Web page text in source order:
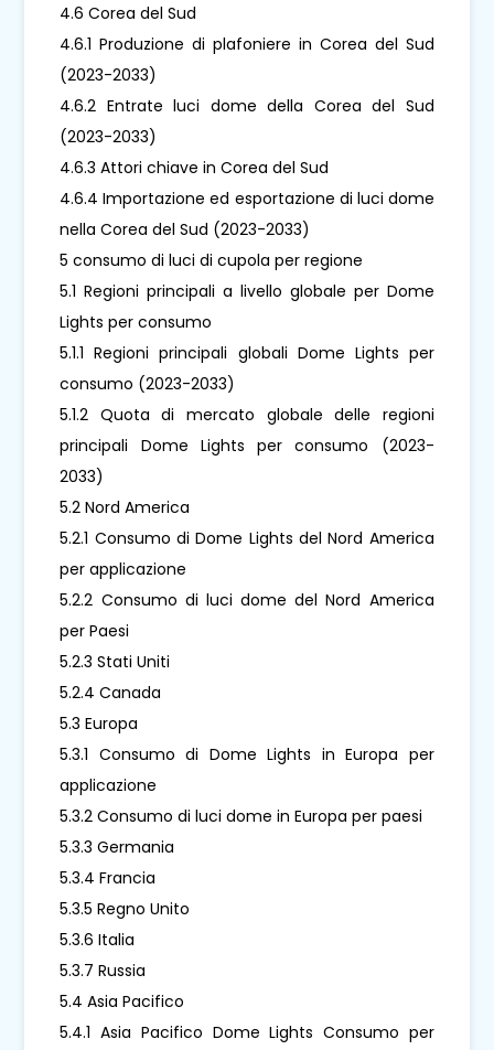
4.6 Corea del Sud
4.6.1 Produzione di plafoniere in Corea del Sud
(2023-2033)
4.6.2 Entrate luci dome della Corea del Sud
(2023-2033)
4.6.3 Attori chiave in Corea del Sud
4.6.4 Importazione ed esportazione di luci dome
nella Corea del Sud (2023-2033)
5 consumo di luci di cupola per regione
5.1 Regioni principali a livello globale per Dome
Lights per consumo
5.1.1 Regioni principali globali Dome Lights per
consumo (2023-2033)
5.1.2 Quota di mercato globale delle regioni
principali Dome Lights per consumo (2023-
2033)
5.2 Nord America
5.2.1 Consumo di Dome Lights del Nord America
per applicazione
5.2.2 Consumo di luci dome del Nord America
per Paesi
5.2.3 Stati Uniti
5.2.4 Canada
5.3 Europa
5.3.1 Consumo di Dome Lights in Europa per
applicazione
5.3.2 Consumo di luci dome in Europa per paesi
5.3.3 Germania
5.3.4 Francia
5.3.5 Regno Unito
5.3.6 Italia
5.3.7 Russia
5.4 Asia Pacifico
5.4.1 Asia Pacifico Dome Lights Consumo per